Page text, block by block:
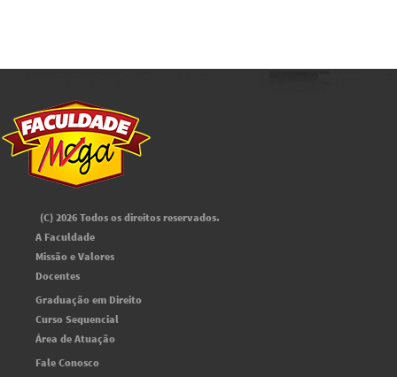
(C) 2026 Todos os direitos reservados.
A Faculdade
Missão e Valores
Docentes
Graduação em Direito
Curso Sequencial
Área de Atuação
Fale Conosco